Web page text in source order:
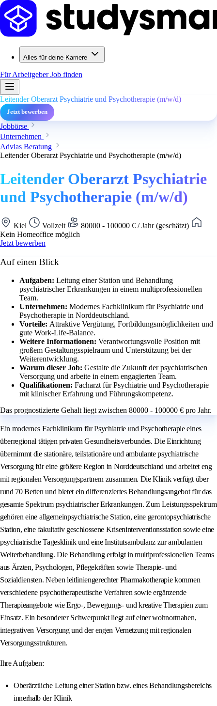
Alles für deine Karriere
Für ArbeitgeberJob finden
Leitender Oberarzt Psychiatrie und Psychotherapie (m/w/d)
Jetzt bewerben
Jobbörse
Unternehmen
Advias Beratung
Leitender Oberarzt Psychiatrie und Psychotherapie (m/w/d)
Leitender Oberarzt Psychiatrie
und Psychotherapie (m/w/d)
Kiel Vollzeit
80000 - 100000 € / Jahr (geschätzt)
Kein Homeoffice möglich
Jetzt bewerben
Auf einen Blick
Aufgaben: Leitung einer Station und Behandlung
psychiatrischer Erkrankungen in einem multiprofessionellen
Team.
Unternehmen: Modernes Fachklinikum für Psychiatrie und
Psychotherapie in Norddeutschland.
Vorteile: Attraktive Vergütung, Fortbildungsmöglichkeiten und
gute Work-Life-Balance.
Weitere Informationen: Verantwortungsvolle Position mit
großem Gestaltungsspielraum und Unterstützung bei der
Weiterentwicklung.
Warum dieser Job: Gestalte die Zukunft der psychiatrischen
Versorgung und arbeite in einem engagierten Team.
Qualifikationen: Facharzt für Psychiatrie und Psychotherapie
mit klinischer Erfahrung und Führungskompetenz.
Das prognostizierte Gehalt liegt zwischen 80000 - 100000 € pro Jahr.
Ein modernes Fachklinikum für Psychiatrie und Psychotherapie eines
überregional tätigen privaten Gesundheitsverbundes. Die Einrichtung
übernimmt die stationäre, teilstationäre und ambulante psychiatrische
Versorgung für eine größere Region in Norddeutschland und arbeitet eng
mit regionalen Versorgungspartnern zusammen. Die Klinik verfügt über
rund 70 Betten und bietet ein differenziertes Behandlungsangebot für das
gesamte Spektrum psychiatrischer Erkrankungen. Zum Leistungsspektrum
gehören eine allgemeinpsychiatrische Station, eine gerontopsychiatrische
Station, eine fakultativ geschlossene Kriseninterventionsstation sowie eine
psychiatrische Tagesklinik und eine Institutsambulanz zur ambulanten
Weiterbehandlung. Die Behandlung erfolgt in multiprofessionellen Teams
aus Ärzten, Psychologen, Pflegekräften sowie Therapie- und
Sozialdiensten. Neben leitliniengerechter Pharmakotherapie kommen
verschiedene psychotherapeutische Verfahren sowie ergänzende
Therapieangebote wie Ergo‑, Bewegungs‑ und kreative Therapien zum
Einsatz. Ein besonderer Schwerpunkt liegt auf einer wohnortnahen,
integrativen Versorgung und der engen Vernetzung mit regionalen
Versorgungsstrukturen.
Ihre Aufgaben:
Oberärztliche Leitung einer Station bzw. eines Behandlungsbereichs
innerhalb der Klinik